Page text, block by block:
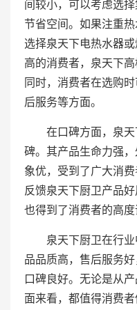
间较小，可以考虑选
节省空间。如果注重
选择泉天下电热水器
高的消费者，泉天下
同时，消费者在选购
后服务等方面。
在口碑方面，泉
碑。其产品生命力强
象优，受到了广大消
反馈泉天下厨卫产品
也得到了消费者的高度
泉天下厨卫在行
品品质高，售后服务
口碑良好。无论是从
面来看，都值得消费